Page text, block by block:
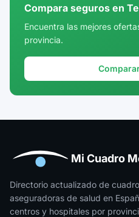
Cuenca
Girona
Huesca
Jaén
La Rioja
Compara seguros en
Encuentra las mejores
provincia.
Mi Cuadro
Directorio actualizado de
aseguradoras de salud en
centros y hospitales por